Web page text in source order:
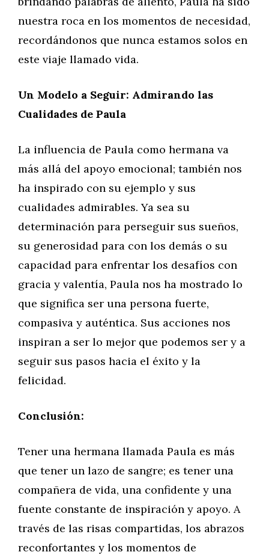
nuestra roca en los momentos de necesidad,
recordándonos que nunca estamos solos en
este viaje llamado vida.
Un Modelo a Seguir: Admirando las
Cualidades de Paula
La influencia de Paula como hermana va
más allá del apoyo emocional; también nos
ha inspirado con su ejemplo y sus
cualidades admirables. Ya sea su
determinación para perseguir sus sueños,
su generosidad para con los demás o su
capacidad para enfrentar los desafíos con
gracia y valentía, Paula nos ha mostrado lo
que significa ser una persona fuerte,
compasiva y auténtica. Sus acciones nos
inspiran a ser lo mejor que podemos ser y a
seguir sus pasos hacia el éxito y la
felicidad.
Conclusión:
Tener una hermana llamada Paula es más
que tener un lazo de sangre; es tener una
compañera de vida, una confidente y una
fuente constante de inspiración y apoyo. A
través de las risas compartidas, los abrazos
reconfortantes y los momentos de